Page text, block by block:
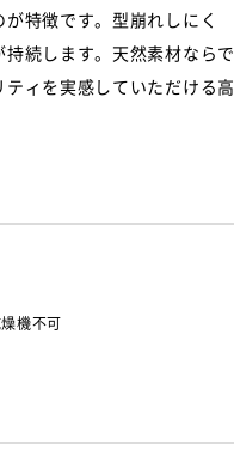
特徴です。型崩れしにく
続します。天然素材ならで
ィを実感していただける高
機不可